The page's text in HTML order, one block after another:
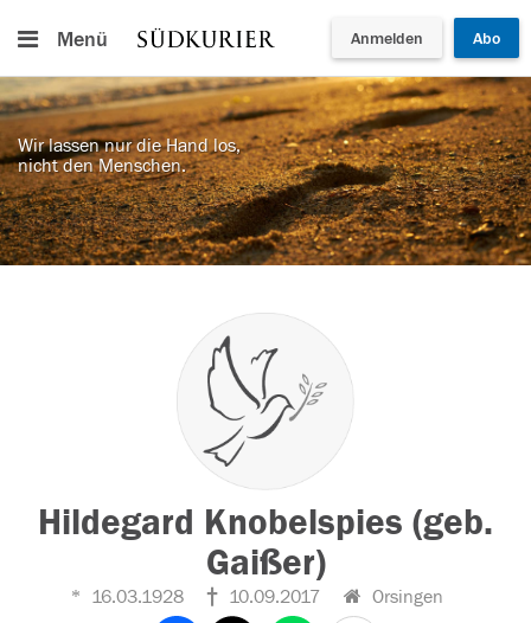
Menü Anmelden Abo
Wir lassen nur die Hand los,
nicht den Menschen.
Hildegard Knobelspies (geb.
Gaißer)
16.03.1928 10.09.2017 Orsingen